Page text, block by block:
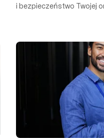
i bezpieczeństwo Twojej